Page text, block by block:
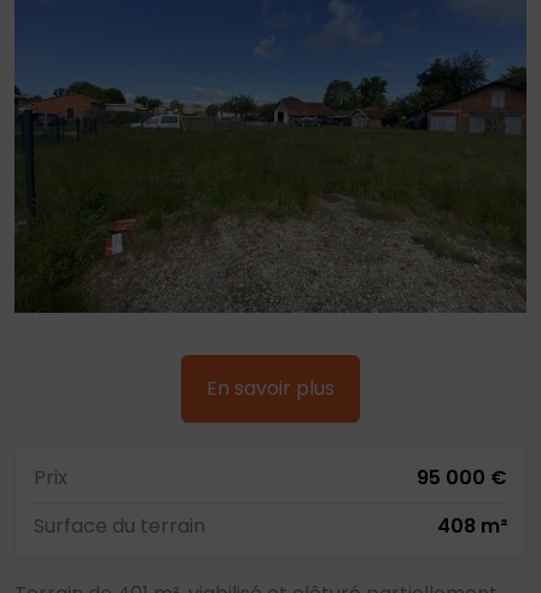
En savoir plus
Prix
95 000 €
Surface du terrain
408 m²